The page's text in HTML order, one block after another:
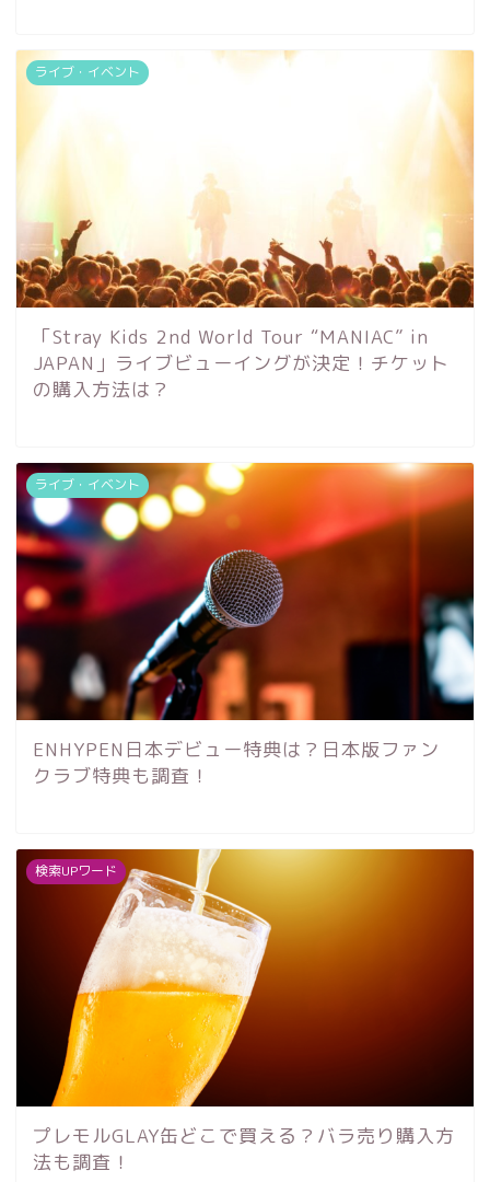
ライブ・イベント
「Stray Kids 2nd World Tour “MANIAC” in
JAPAN」ライブビューイングが決定！チケット
の購入方法は？
ライブ・イベント
ENHYPEN日本デビュー特典は？日本版ファン
クラブ特典も調査！
検索UPワード
プレモルGLAY缶どこで買える？バラ売り購入方
法も調査！